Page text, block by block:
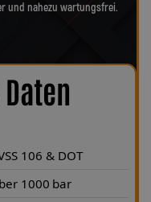
und nahezu wartungsfrei.
106 & DOT
1000 bar